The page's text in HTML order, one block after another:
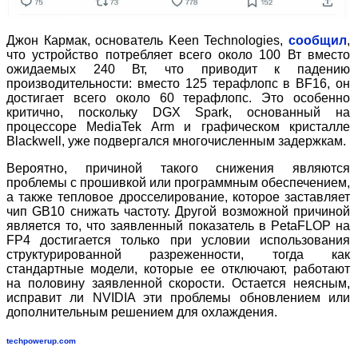
Джон Кармак, основатель Keen Technologies,сообщил,
что устройство потребляет всего около 100 Вт вместо
ожидаемых 240 Вт, что приводит к падению
производительности: вместо 125 терафлопс в BF16, он
достигает всего около 60 терафлопс. Это особенно
критично, поскольку DGX Spark, основанный на
процессоре MediaTek Arm и графическом кристалле
Blackwell, уже подвергался многочисленным задержкам.
Вероятно, причиной такого снижения являются
проблемы с прошивкой или программным обеспечением,
а также тепловое дросселирование, которое заставляет
чип GB10 снижать частоту. Другой возможной причиной
является то, что заявленный показатель в PetaFLOP на
FP4 достигается только при условии использования
структурированной разреженности, тогда как
стандартные модели, которые ее отключают, работают
на половину заявленной скорости. Остается неясным,
исправит ли NVIDIA эти проблемы обновлением или
дополнительным решением для охлаждения.
techpowerup.com